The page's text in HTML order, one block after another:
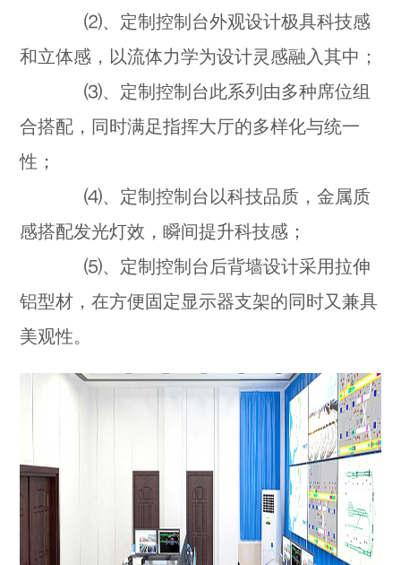
⑵、 定制控制台外观设计极具科技感
和立体感，以流体力学为设计灵感融入其中；
⑶、 定制控制台此系列由多种席位组
合搭配，同时满足指挥大厅的多样化与统一
性；
⑷、 定制控制台以科技品质，金属质
感搭配发光灯效，瞬间提升科技感；
⑸、 定制控制台 后背墙设计采用拉伸
铝型材，在方便固定显示器支架的同时又兼具
美观性。